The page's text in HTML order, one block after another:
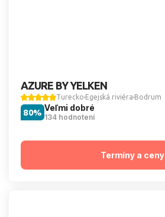
AZURE BY YELKEN
Turecko Egejská riviéra Bodrum
Veľmi dobré
134 hodnotení
80%
Termíny a ceny